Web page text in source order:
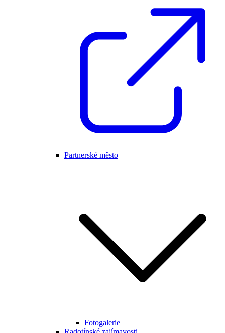
Partnerské město
Fotogalerie